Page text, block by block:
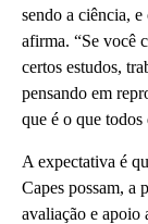
sendo a ciência,
afirma. “Se você
certos estudos,
pensando em
que é o que todos
A expectativa é
Capes possam, a
avaliação e apoio